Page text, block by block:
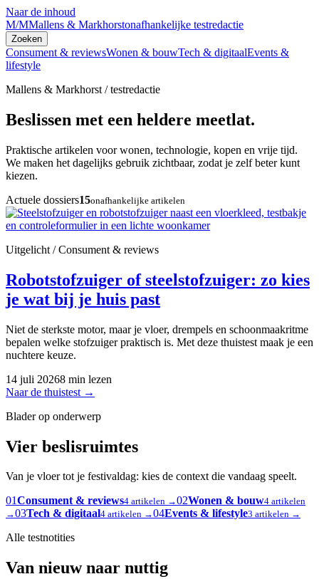
Naar de inhoud
M/MMallens & Markhorstonafhankelijke testredactie
Zoeken
Consument & reviewsWonen & bouwTech & digitaalEvents &
lifestyle
Mallens & Markhorst / testredactie
Beslissen met een heldere meetlat.
Praktische artikelen voor wonen, technologie, kopen en vrije tijd.
We maken het dagelijks gebruik zichtbaar, zodat je zelf beter kunt
kiezen.
Actuele dossiers15onafhankelijke artikelen
Uitgelicht / Consument & reviews
Robotstofzuiger of steelstofzuiger: zo kies
je wat bij je huis past
Niet de sterkste motor, maar je vloer, drempels en schoonmaakritme
bepalen welke stofzuiger praktisch is. Met deze thuistest maak je een
nuchtere keuze.
14 juli 20268 min lezen
Naar de thuistest →
Blader op onderwerp
Vier beslisruimtes
Van je vloer tot je festivaldag: kies de context die vandaag speelt.
01Consument & reviews4 artikelen →02Wonen & bouw4 artikelen
→03Tech & digitaal4 artikelen →04Events & lifestyle3 artikelen →
Alle testnotities
Van nieuw naar nuttig